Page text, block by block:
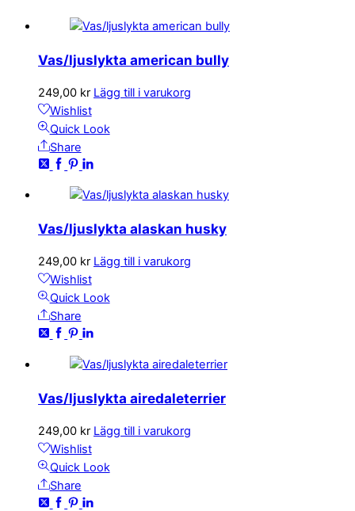
Vas/ljuslykta american bully
249,00 kr Lägg till i varukorg
Wishlist
Quick Look
Share
Vas/ljuslykta alaskan husky
249,00 kr Lägg till i varukorg
Wishlist
Quick Look
Share
Vas/ljuslykta airedaleterrier
249,00 kr Lägg till i varukorg
Wishlist
Quick Look
Share